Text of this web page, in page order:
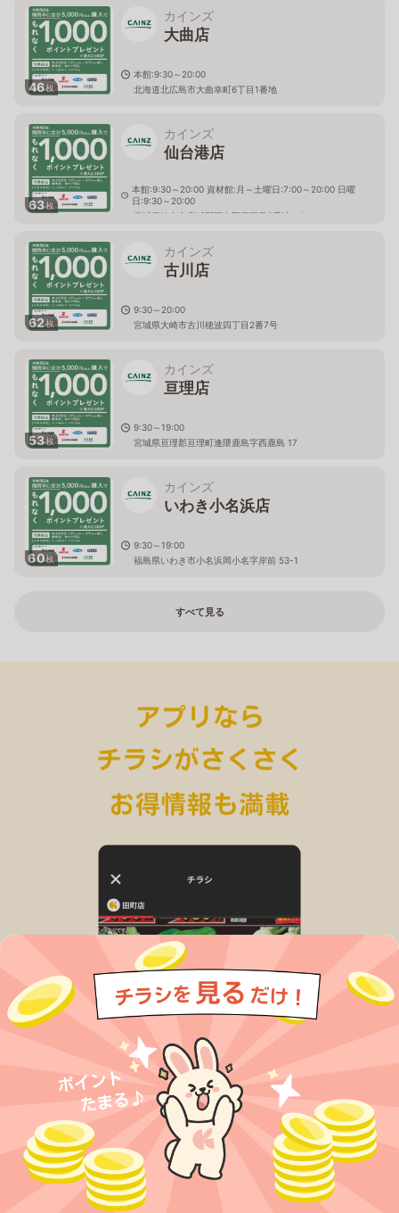
46枚
カインズ
大曲店
本館:9:30～20:00
北海道北広島市大曲幸町6丁目1番地
63枚
カインズ
仙台港店
本館:9:30～20:00 資材館:月～土曜日:7:00～20:00 日曜
日:9:30～20:00
宮城県仙台市宮城野区中野三丁目5番地の6
62枚
カインズ
古川店
9:30～20:00
宮城県大崎市古川穂波四丁目2番7号
53枚
カインズ
亘理店
9:30～19:00
宮城県亘理郡亘理町逢隈鹿島字西鹿島 17
60枚
カインズ
いわき小名浜店
9:30～19:00
福島県いわき市小名浜岡小名字岸前 53-1
すべて見る